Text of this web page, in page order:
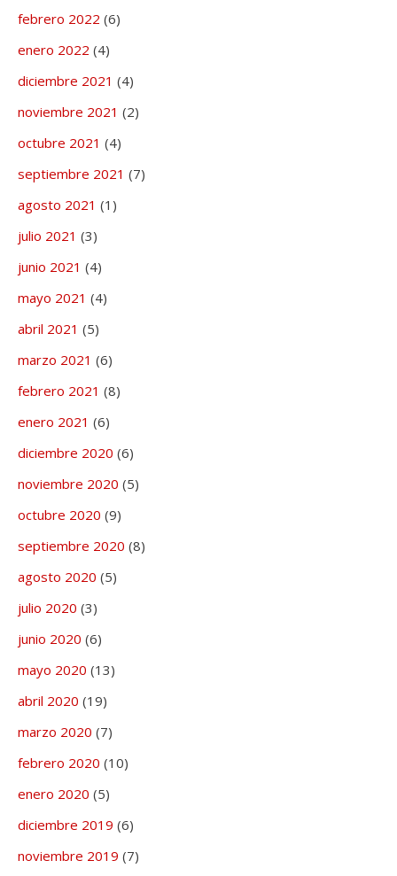
febrero 2022 (6)
enero 2022 (4)
diciembre 2021 (4)
noviembre 2021 (2)
octubre 2021 (4)
septiembre 2021 (7)
agosto 2021 (1)
julio 2021 (3)
junio 2021 (4)
mayo 2021 (4)
abril 2021 (5)
marzo 2021 (6)
febrero 2021 (8)
enero 2021 (6)
diciembre 2020 (6)
noviembre 2020 (5)
octubre 2020 (9)
septiembre 2020 (8)
agosto 2020 (5)
julio 2020 (3)
junio 2020 (6)
mayo 2020 (13)
abril 2020 (19)
marzo 2020 (7)
febrero 2020 (10)
enero 2020 (5)
diciembre 2019 (6)
noviembre 2019 (7)